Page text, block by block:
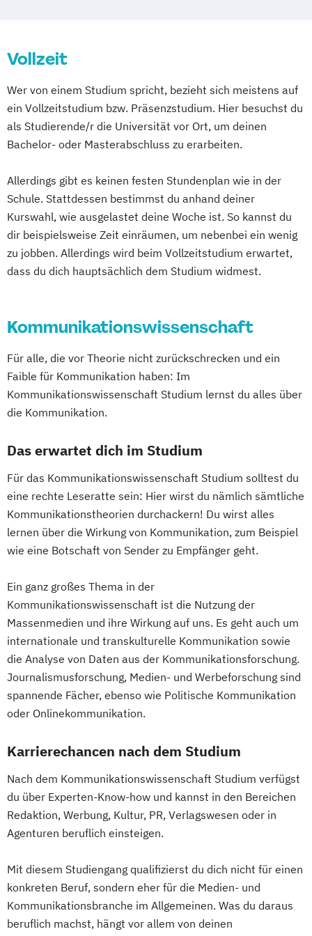
Film- und Fernsehproduktion
Filmmusik (Meisterschüler)
Medienwissenschaft Montage
Montage (Meisterschüler)
Regie
Sound for Picture
Szenografie
Szenografie (Meisterschüler)
Szenografie/Production
Vollzeit
Wer von einem Studium spricht, bezieht sich meistens auf
ein Vollzeitstudium bzw. Präsenzstudium. Hier besuchst du
als Studierende/r die Universität vor Ort, um deinen
Bachelor- oder Masterabschluss zu erarbeiten.
Allerdings gibt es keinen festen Stundenplan wie in der
Schule. Stattdessen bestimmst du anhand deiner
Kurswahl, wie ausgelastet deine Woche ist. So kannst du
dir beispielsweise Zeit einräumen, um nebenbei ein wenig
zu jobben. Allerdings wird beim Vollzeitstudium erwartet,
dass du dich hauptsächlich dem Studium widmest.
Kommunikationswissenschaft
Für alle, die vor Theorie nicht zurückschrecken und ein
Faible für Kommunikation haben: Im
Kommunikationswissenschaft Studium lernst du alles über
die Kommunikation.
Das erwartet dich im Studium
Für das Kommunikationswissenschaft Studium solltest du
eine rechte Leseratte sein: Hier wirst du nämlich sämtliche
Kommunikationstheorien durchackern! Du wirst alles
lernen über die Wirkung von Kommunikation, zum Beispiel
wie eine Botschaft von Sender zu Empfänger geht.
Ein ganz großes Thema in der
Kommunikationswissenschaft ist die Nutzung der
Massenmedien und ihre Wirkung auf uns. Es geht auch um
internationale und transkulturelle Kommunikation sowie
die Analyse von Daten aus der Kommunikationsforschung.
Journalismusforschung, Medien- und Werbeforschung sind
spannende Fächer, ebenso wie Politische Kommunikation
oder Onlinekommunikation.
Karrierechancen nach dem Studium
Nach dem Kommunikationswissenschaft Studium verfügst
du über Experten-Know-how und kannst in den Bereichen
Redaktion, Werbung, Kultur, PR, Verlagswesen oder in
Agenturen beruflich einsteigen.
Mit diesem Studiengang qualifizierst du dich nicht für einen
konkreten Beruf, sondern eher für die Medien- und
Kommunikationsbranche im Allgemeinen. Was du daraus
beruflich machst, hängt vor allem von deinen